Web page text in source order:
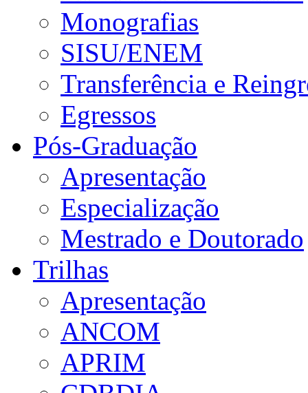
Monografias
SISU/ENEM
Transferência e
Egressos
Pós-Graduação
Apresentação
Especialização
Mestrado e Doutorado
Trilhas
Apresentação
ANCOM
APRIM